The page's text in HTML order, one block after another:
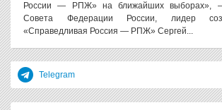
России — РПЖ» на ближайших выборах»,
Совета Федерации России, лидер
«Справедливая Россия — РПЖ» Сергей...
Telegram